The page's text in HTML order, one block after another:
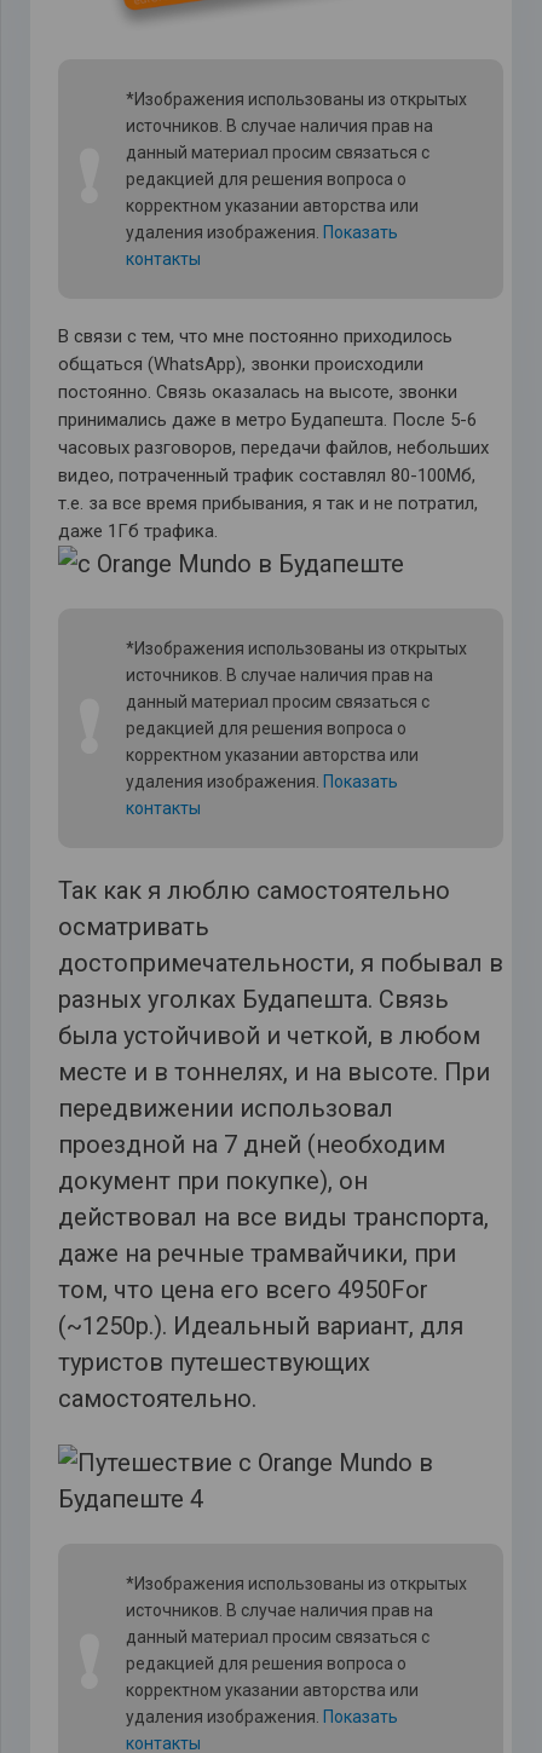
*Изображения использованы из открытых
источников. В случае наличия прав на
данный материал просим связаться с
редакцией для решения вопроса о
корректном указании авторства или
удаления изображения. Показать
контакты
В связи с тем, что мне постоянно приходилось
общаться (WhatsApp), звонки происходили
постоянно. Связь оказалась на высоте, звонки
принимались даже в метро Будапешта. После 5-6
часовых разговоров, передачи файлов, небольших
видео, потраченный трафик составлял 80-100Мб,
т.е. за все время прибывания, я так и не потратил,
даже 1Гб трафика.
*Изображения использованы из открытых
источников. В случае наличия прав на
данный материал просим связаться с
редакцией для решения вопроса о
корректном указании авторства или
удаления изображения. Показать
контакты
Так как я люблю самостоятельно
осматривать
достопримечательности, я побывал в
разных уголках Будапешта. Связь
была устойчивой и четкой, в любом
месте и в тоннелях, и на высоте. При
передвижении использовал
проездной на 7 дней (необходим
документ при покупке), он
действовал на все виды транспорта,
даже на речные трамвайчики, при
том, что цена его всего 4950For
(~1250р.). Идеальный вариант, для
туристов путешествующих
самостоятельно.
*Изображения использованы из открытых
источников. В случае наличия прав на
данный материал просим связаться с
редакцией для решения вопроса о
корректном указании авторства или
удаления изображения. Показать
контакты